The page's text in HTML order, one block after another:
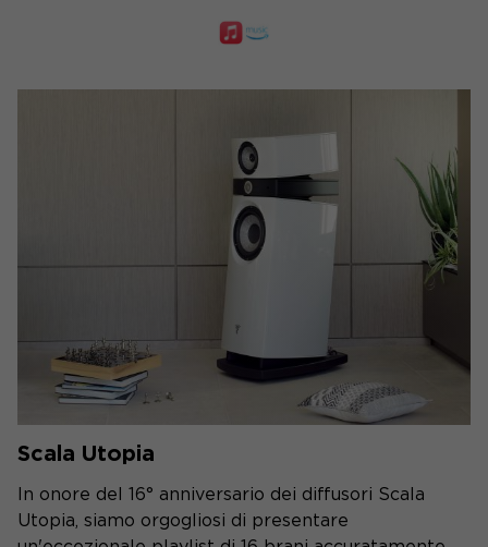
Scala Utopia
In onore del 16° anniversario dei diffusori Scala
Utopia, siamo orgogliosi di presentare